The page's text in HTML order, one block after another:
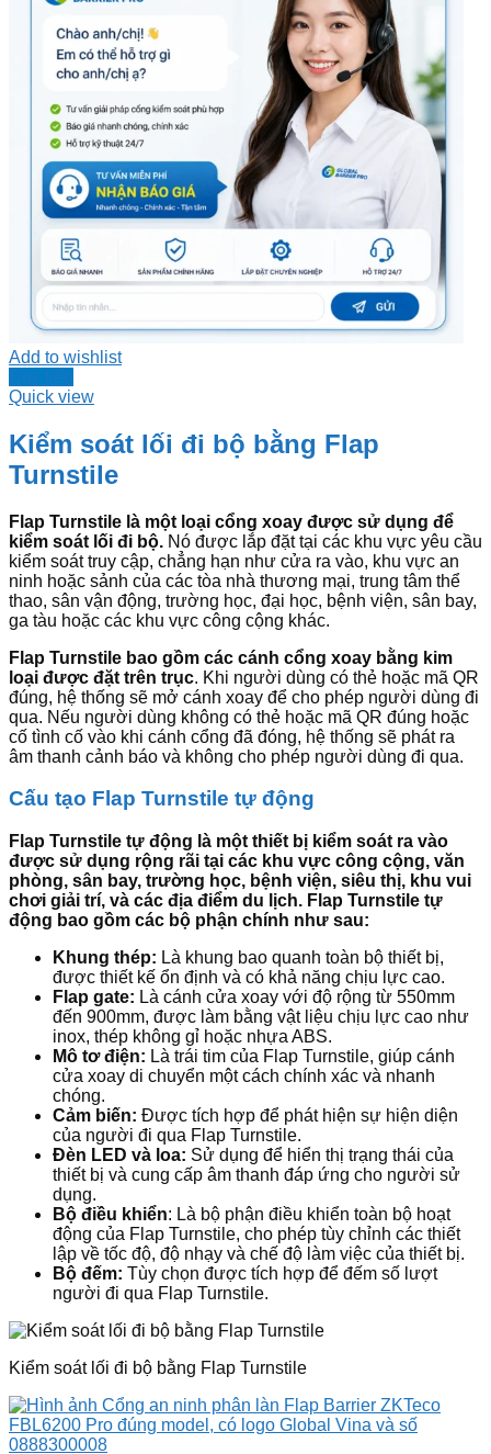
Add to wishlist
Đọc tiếp
Quick view
Kiểm soát lối đi bộ bằng Flap
Turnstile
Flap Turnstile là một loại cổng xoay được sử dụng để
kiểm soát lối đi bộ. Nó được lắp đặt tại các khu vực yêu cầu
kiểm soát truy cập, chẳng hạn như cửa ra vào, khu vực an
ninh hoặc sảnh của các tòa nhà thương mại, trung tâm thể
thao, sân vận động, trường học, đại học, bệnh viện, sân bay,
ga tàu hoặc các khu vực công cộng khác.
Flap Turnstile bao gồm các cánh cổng xoay bằng kim
loại được đặt trên trục. Khi người dùng có thẻ hoặc mã QR
đúng, hệ thống sẽ mở cánh xoay để cho phép người dùng đi
qua. Nếu người dùng không có thẻ hoặc mã QR đúng hoặc
cố tình cố vào khi cánh cổng đã đóng, hệ thống sẽ phát ra
âm thanh cảnh báo và không cho phép người dùng đi qua.
Cấu tạo Flap Turnstile tự động
Flap Turnstile tự động là một thiết bị kiểm soát ra vào
được sử dụng rộng rãi tại các khu vực công cộng, văn
phòng, sân bay, trường học, bệnh viện, siêu thị, khu vui
chơi giải trí, và các địa điểm du lịch. Flap Turnstile tự
động bao gồm các bộ phận chính như sau:
Khung thép: Là khung bao quanh toàn bộ thiết bị,
được thiết kế ổn định và có khả năng chịu lực cao.
Flap gate: Là cánh cửa xoay với độ rộng từ 550mm
đến 900mm, được làm bằng vật liệu chịu lực cao như
inox, thép không gỉ hoặc nhựa ABS.
Mô tơ điện: Là trái tim của Flap Turnstile, giúp cánh
cửa xoay di chuyển một cách chính xác và nhanh
chóng.
Cảm biến: Được tích hợp để phát hiện sự hiện diện
của người đi qua Flap Turnstile.
Đèn LED và loa: Sử dụng để hiển thị trạng thái của
thiết bị và cung cấp âm thanh đáp ứng cho người sử
dụng.
Bộ điều khiển: Là bộ phận điều khiển toàn bộ hoạt
động của Flap Turnstile, cho phép tùy chỉnh các thiết
lập về tốc độ, độ nhạy và chế độ làm việc của thiết bị.
Bộ đếm: Tùy chọn được tích hợp để đếm số lượt
người đi qua Flap Turnstile.
Kiểm soát lối đi bộ bằng Flap Turnstile